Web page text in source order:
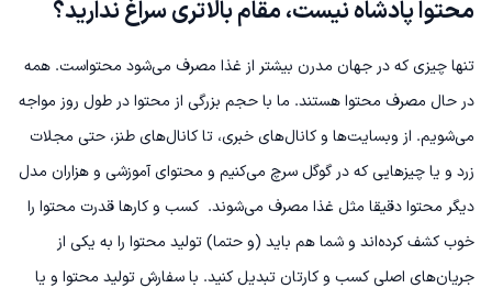
محتوا پادشاه نیست، مقام بالاتری سر‌اغ ندارید؟
تنها چیزی که در جهان مدرن بیشتر از غذا مصرف می‌شود محتواست. همه
در حال مصرف محتوا هستند. ما با حجم بزرگی از محتوا در طول روز مواجه
می‌شویم. از وبسایت‌ها و کانال‌های خبری، تا کانال‌های طنز، حتی مجلات
زرد و یا چیزهایی که در گوگل سرچ می‌کنیم و محتوای آموزشی و هزاران مدل
دیگر محتوا دقیقا مثل غذا مصرف می‌شوند. کسب و کارها قدرت محتوا را
خوب کشف کرده‌‌اند و شما هم باید (و حتما) تولید محتوا را به یکی از
جریان‌های اصلی کسب و کارتان تبدیل کنید. با سفارش تولید محتوا و یا